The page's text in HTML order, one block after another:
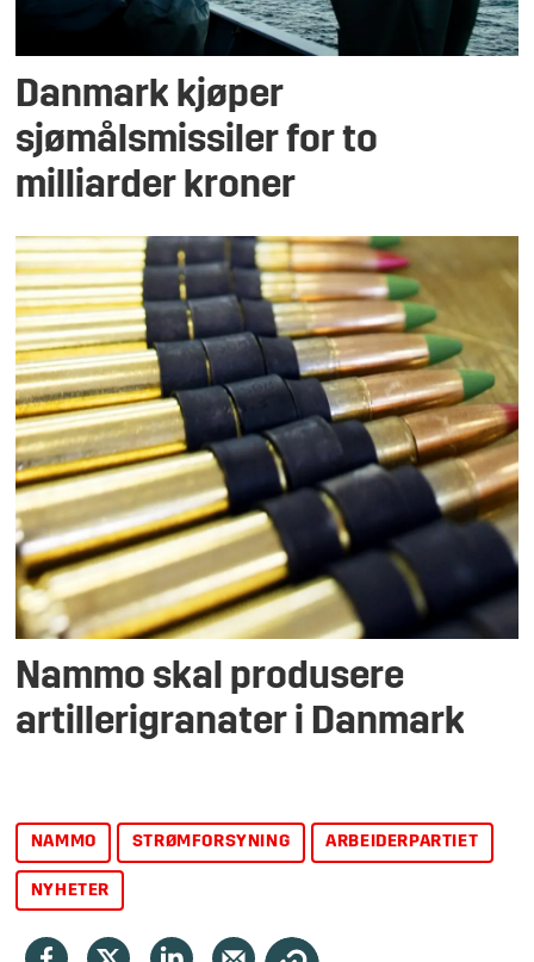
Danmark kjøper
sjømålsmissiler for to
milliarder kroner
Nammo skal produsere
artillerigranater i Danmark
NAMMO STRØMFORSYNING ARBEIDERPARTIET
NYHETER